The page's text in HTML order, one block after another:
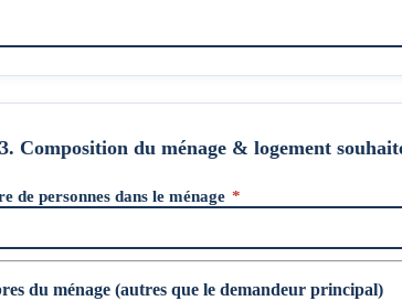
3. Composition du ménage & logement
de personnes dans le ménage *
du ménage (autres que le demandeur principal)